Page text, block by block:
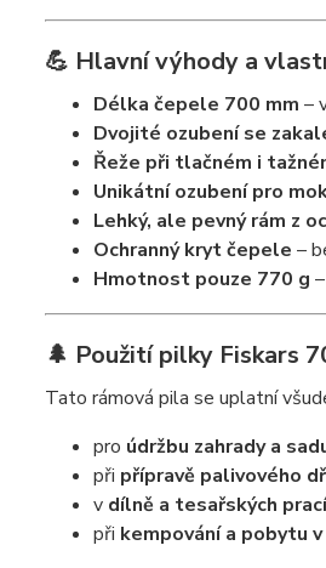
💪 Hlavní výhody a
Délka čepele 700 mm –
Dvojité ozubení se
Řeže při tlačném i
Unikátní ozubení pro
Lehký, ale pevný rám z
Ochranný kryt čepele –
Hmotnost pouze 770 g
🌲 Použití pilky Fiskars
Tato rámová pila se uplatní
pro údržbu zahrady a
při přípravě palivového
v dílně a tesařských
při kempování a pobytu